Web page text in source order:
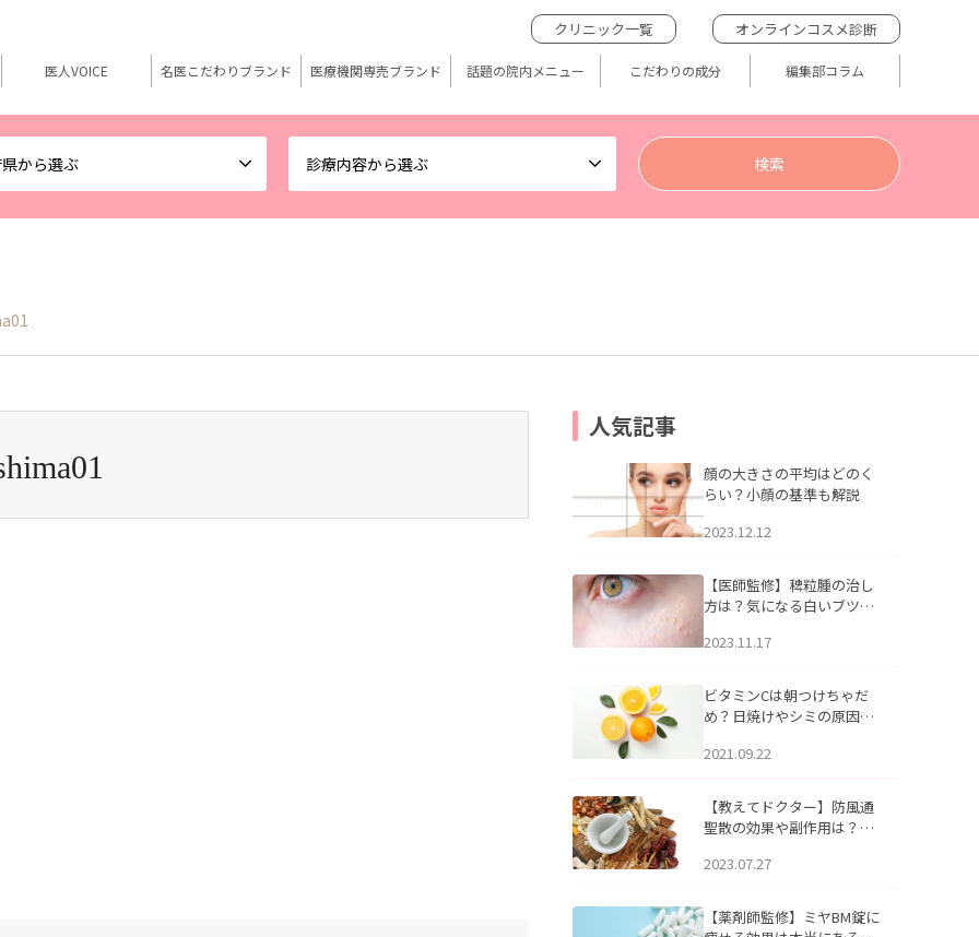
から選ぶ 診療内容から選ぶ
クリニック一覧 オンラインコスメ診断
医人VOICE 名医こだわりブランド 医療機関専売ブランド 話題の院内メニュー こだわりの成分 編集部コラム
人気記事
顔の大きさの平均はどのく
らい？小顔の基準も解説
2023.12.12
【医師監修】稗粒腫の治し
方は？気になる白いブツブ
アについて
2023.11.17
ビタミンCは朝つけちゃだ
め？日焼けやシミの原因に
2021.09.22
【教えてドクター】防風通
聖散の効果や副作用は？長
2023.07.27
【薬剤師監修】ミヤBM錠に